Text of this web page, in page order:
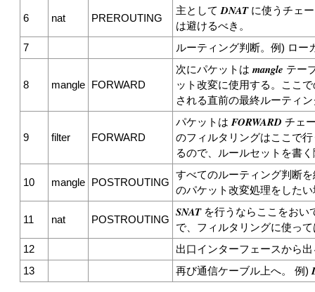
6 nat PREROUTING
主としてDNATに使うチェ
は避けるべき。
7
ルーティング判断。例) ロー
8 mangle FORWARD
次にパケットは mangle テー
ット改変に使用する。ここ
される直前の最終ルーティ
9 filter FORWARD
パケットは FORWARD チェ
のフィルタリングはここで
るので、ルールセットを書
10 mangle POSTROUTING
すべてのルーティング判断
のパケット改変処理をした
11 nat POSTROUTING
SNATを行うならここをおい
で、フィルタリングに使っ
12
出口インターフェースから
13
再び通信ケーブル上へ。 例)